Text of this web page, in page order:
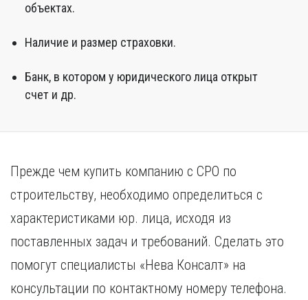
объектах.
Наличие и размер страховки.
Банк, в котором у юридического лица открыт
счет и др.
Прежде чем купить компанию с СРО по
строительству, необходимо определиться с
характеристиками юр. лица, исходя из
поставленных задач и требований. Сделать это
помогут специалисты «Нева Консалт» на
консультации по контактному номеру телефона.